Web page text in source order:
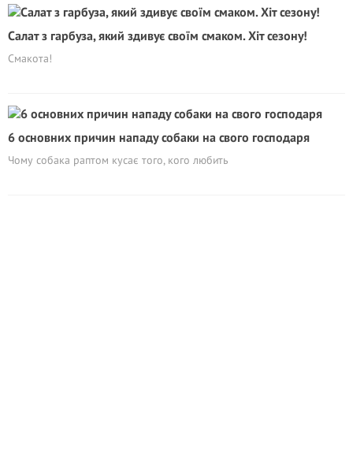
Салат з гарбуза, який здивує своїм смаком. Хіт сезону!
Смакота!
6 основних причин нападу собаки на свого господаря
Чому собака раптом кусає того, кого любить